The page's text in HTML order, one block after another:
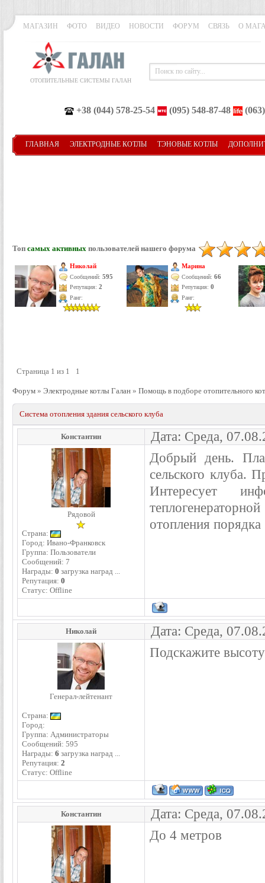
МАГАЗИН ФОТО ВИДЕО НОВОСТИ ФОРУМ СВЯЗЬ О
ОТОПИТЕЛЬНЫЕ СИСТЕМЫ ГАЛАН
+38 (044) 578-25-54 (095) 548-87-48
ГЛАВНАЯ ЭЛЕКТРОДНЫЕ КОТЛЫ ТЭНОВЫЕ КОТЛЫ
Топ самых активных пользователей нашего форума
Николай
Сообщений: 595
Репутация: 2
Ранг:
Марина
Сообщений: 66
Репутация: 0
Ранг:
Страница 1 из 1 1
Форум » Электродные котлы Галан » Помощь в подборе отопительного
Система отопления здания сельского клуба
Константин Дата: Среда,
Рядовой
Страна:
Город: Ивано-Франковск
Группа: Пользователи
Сообщений: 7
Награды: 0 загрузка наград ...
Репутация: 0
Статус: Offline
Добрый день.
сельского клуба.
Интересует
отопления
Николай Дата: Среда,
Генерал-лейтенант
Страна:
Город:
Группа: Администраторы
Сообщений: 595
Награды: 6 загрузка наград ...
Репутация: 2
Статус: Offline
Подскажите
Константин Дата: Среда,
До 4 метров